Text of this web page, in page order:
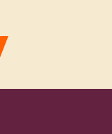
grote